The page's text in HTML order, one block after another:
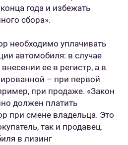
года и избежать
сбора».
необходимо уплачивать
автомобиля: в случае
ее в регистр, а в
– при первой
при продаже. «Закон
должен платить
при смене владельца. Это
так и продавец.
в лизинг